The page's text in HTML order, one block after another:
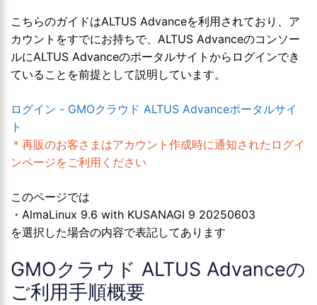
こちらのガイドはALTUS Advanceを利用されており、ア
カウントをすでにお持ちで、ALTUS Advanceのコンソー
ルにALTUS Advanceのポータルサイトからログインでき
ていることを前提として説明しています。
ログイン - GMOクラウド ALTUS Advanceポータルサイ
ト
＊再販のお客さまはアカウント作成時に通知されたログイ
ンページをご利用ください
このページでは
・AlmaLinux 9.6 with KUSANAGI 9 20250603
を選択した場合の内容で表記してあります
GMOクラウド ALTUS Advanceの
ご利用手順概要